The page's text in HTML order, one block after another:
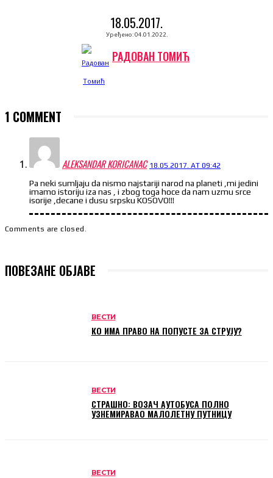
18.05.2017.
Уређено: 04.01.2022.
РАДОВАН ТОМИЋ
1 COMMENT
ALEKSANDAR KORICANAC 18.05.2017. AT 09:42
Pa neki sumljaju da nismo najstariji narod na planeti ,mi jedini
imamo istoriju iza nas , i zbog toga hoce da nam uzmu srce
isorije ,decane i dusu srpsku KOSOVO!!!
Comments are closed.
ПОВЕЗАНЕ ОБЈАВЕ
ВЕСТИ
КО ИМА ПРАВО НА ПОПУСТЕ ЗА СТРУЈУ?
ВЕСТИ
СТРАШНО: ВОЗАЧ АУТОБУСА ПОЛНО
УЗНЕМИРАВАО МАЛОЛЕТНУ ПУТНИЦУ
ВЕСТИ